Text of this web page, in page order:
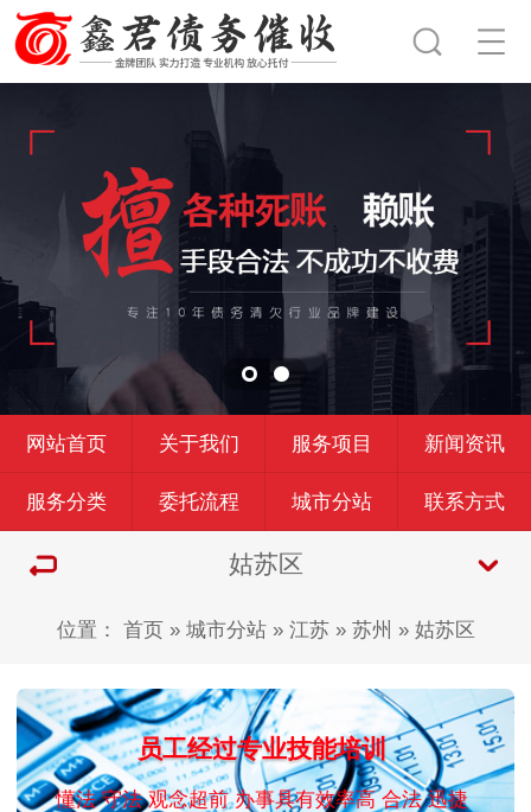
网站首页 关于我们 服务项目 新闻资讯
服务分类 委托流程 城市分站 联系方式
姑苏区
位置： 首页» 城市分站» 江苏» 苏州 » 姑苏区
员工经过专业技能培训
懂法 守法 观念超前 办事具有效率高 合法 迅捷